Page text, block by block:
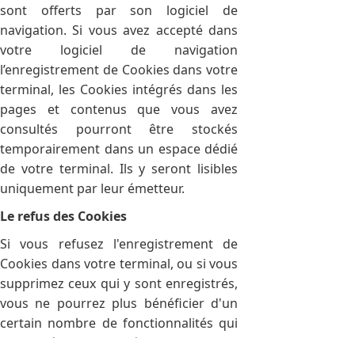
sont offerts par son logiciel de
navigation. Si vous avez accepté dans
votre logiciel de navigation
l’enregistrement de Cookies dans votre
terminal, les Cookies intégrés dans les
pages et contenus que vous avez
consultés pourront être stockés
temporairement dans un espace dédié
de votre terminal. Ils y seront lisibles
uniquement par leur émetteur.
Le refus des Cookies
Si vous refusez l'enregistrement de
Cookies dans votre terminal, ou si vous
supprimez ceux qui y sont enregistrés,
vous ne pourrez plus bénéficier d'un
certain nombre de fonctionnalités qui